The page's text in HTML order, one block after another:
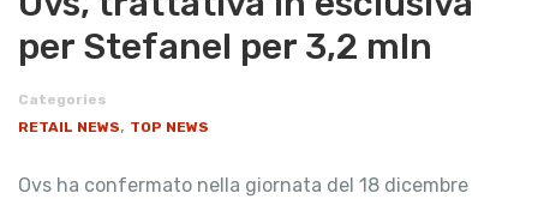
per Stefanel per 3,2 mln
Categories
RETAIL NEWS, TOP NEWS
Ovs ha confermato nella giornata del 18 dicembre